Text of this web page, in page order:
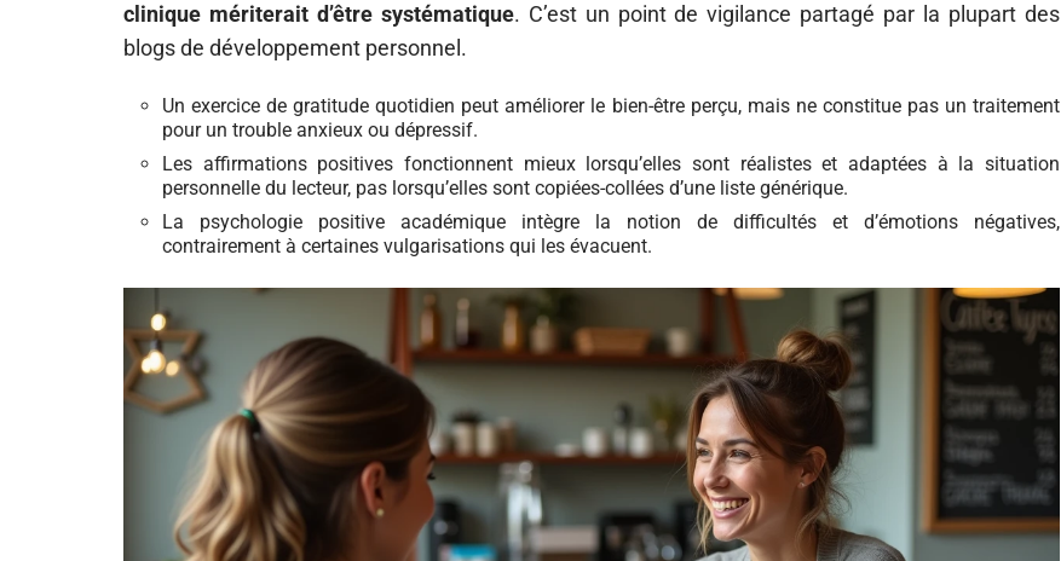
clinique mériterait d’être systématique. C’est un point de vigilance partagé par la plupart des
blogs de développement personnel.
Un exercice de gratitude quotidien peut améliorer le bien-être perçu, mais ne constitue pas un traitement
pour un trouble anxieux ou dépressif.
Les affirmations positives fonctionnent mieux lorsqu’elles sont réalistes et adaptées à la situation
personnelle du lecteur, pas lorsqu’elles sont copiées-collées d’une liste générique.
La psychologie positive académique intègre la notion de difficultés et d’émotions négatives,
contrairement à certaines vulgarisations qui les évacuent.